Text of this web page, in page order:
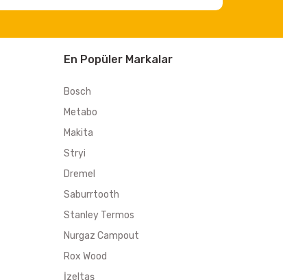
En Popüler Markalar
Bosch
Metabo
Makita
Stryi
Dremel
Saburrtooth
Stanley Termos
Nurgaz Campout
Rox Wood
İzeltaş